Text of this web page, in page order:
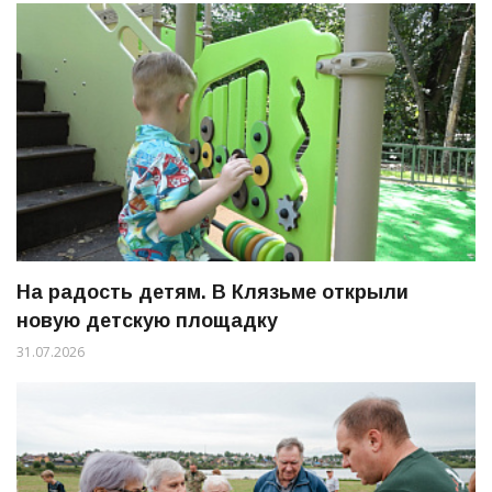
На радость детям. В Клязьме открыли
новую детскую площадку
31.07.2026